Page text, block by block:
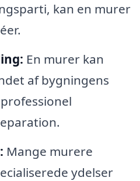
kan en murer
En murer kan
af bygningens
Mange murere
ydelser